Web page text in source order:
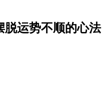
脱运势不顺的心法